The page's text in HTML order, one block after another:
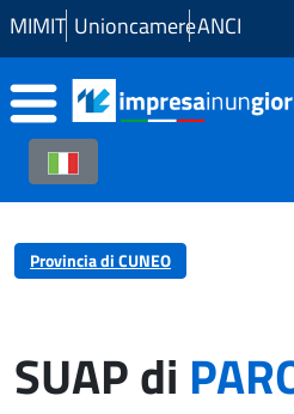
Skip to Main Content
MIMIT UnioncamereANCI
Provincia di CUNEO
SUAP di